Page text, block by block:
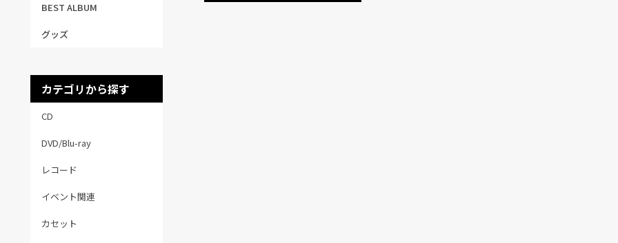
BEST ALBUM
グッズ
カテゴリから探す
CD
DVD/Blu-ray
レコード
イベント関連
カセット